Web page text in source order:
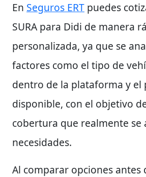
En Seguros ERT puedes
SURA para Didi de manera
personalizada, ya que se
factores como el tipo de
dentro de la plataforma y el
disponible, con el objetivo
cobertura que realmente se
necesidades.
Al comparar opciones antes